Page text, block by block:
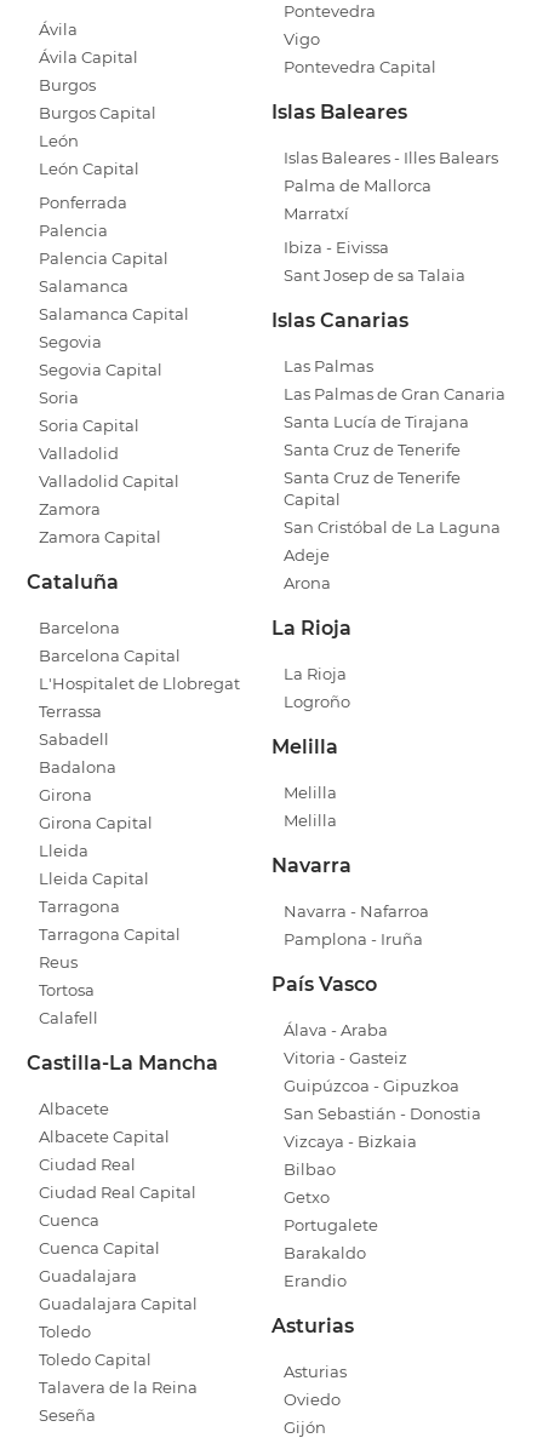
Ávila
Ávila Capital
Burgos
Burgos Capital
León
León Capital
Ponferrada
Palencia
Palencia Capital
Salamanca
Salamanca Capital
Segovia
Segovia Capital
Soria
Soria Capital
Valladolid
Valladolid Capital
Zamora
Zamora Capital
Cataluña
Barcelona
Barcelona Capital
L'Hospitalet de Llobregat
Terrassa
Sabadell
Badalona
Girona
Girona Capital
Lleida
Lleida Capital
Tarragona
Tarragona Capital
Reus
Tortosa
Calafell
Castilla-La Mancha
Albacete
Albacete Capital
Ciudad Real
Ciudad Real Capital
Cuenca
Cuenca Capital
Guadalajara
Guadalajara Capital
Toledo
Toledo Capital
Talavera de la Reina
Seseña
Pontevedra
Vigo
Pontevedra Capital
Islas Baleares
Islas Baleares - Illes Balears
Palma de Mallorca
Marratxí
Ibiza - Eivissa
Sant Josep de sa Talaia
Islas Canarias
Las Palmas
Las Palmas de Gran Canaria
Santa Lucía de Tirajana
Santa Cruz de Tenerife
Santa Cruz de Tenerife
Capital
San Cristóbal de La Laguna
Adeje
Arona
La Rioja
La Rioja
Logroño
Melilla
Melilla
Melilla
Navarra
Navarra - Nafarroa
Pamplona - Iruña
País Vasco
Álava - Araba
Vitoria - Gasteiz
Guipúzcoa - Gipuzkoa
San Sebastián - Donostia
Vizcaya - Bizkaia
Bilbao
Getxo
Portugalete
Barakaldo
Erandio
Asturias
Asturias
Oviedo
Gijón